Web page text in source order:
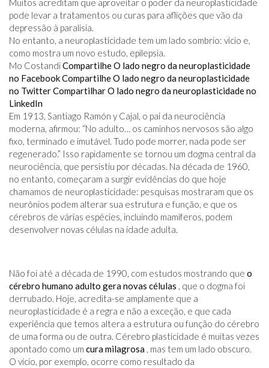
Muitos acreditam que aproveitar o poder da neuroplasticidade
pode levar a tratamentos ou curas para aflições que vão da
depressão à paralisia.
No entanto, a neuroplasticidade tem um lado sombrio: vício e,
como mostra um novo estudo, epilepsia.
Mo CostandiCompartilhe O lado negro da neuroplasticidade
no FacebookCompartilhe O lado negro da neuroplasticidade
no TwitterCompartilhar O lado negro da neuroplasticidade no
LinkedIn
Em 1913, Santiago Ramón y Cajal, o pai da neurociência
moderna, afirmou: “No adulto… os caminhos nervosos são algo
fixo, terminado e imutável. Tudo pode morrer, nada pode ser
regenerado.” Isso rapidamente se tornou um dogma central da
neurociência, que persistiu por décadas. Na década de 1960,
no entanto, começaram a surgir evidências do que hoje
chamamos de neuroplasticidade: pesquisas mostraram que os
neurônios podem alterar sua estrutura e função, e que os
cérebros de várias espécies, incluindo mamíferos, podem
desenvolver novas células na idade adulta.
Não foi até a década de 1990, com estudos mostrando que o
cérebro humano adulto gera novas células , que o dogma foi
derrubado. Hoje, acredita-se amplamente que a
neuroplasticidade é a regra e não a exceção, e que cada
experiência que temos altera a estrutura ou função do cérebro
de uma forma ou de outra. Cérebro plasticidade é muitas vezes
apontado como um cura milagrosa , mas tem um lado obscuro.
O vício, por exemplo, ocorre como resultado da